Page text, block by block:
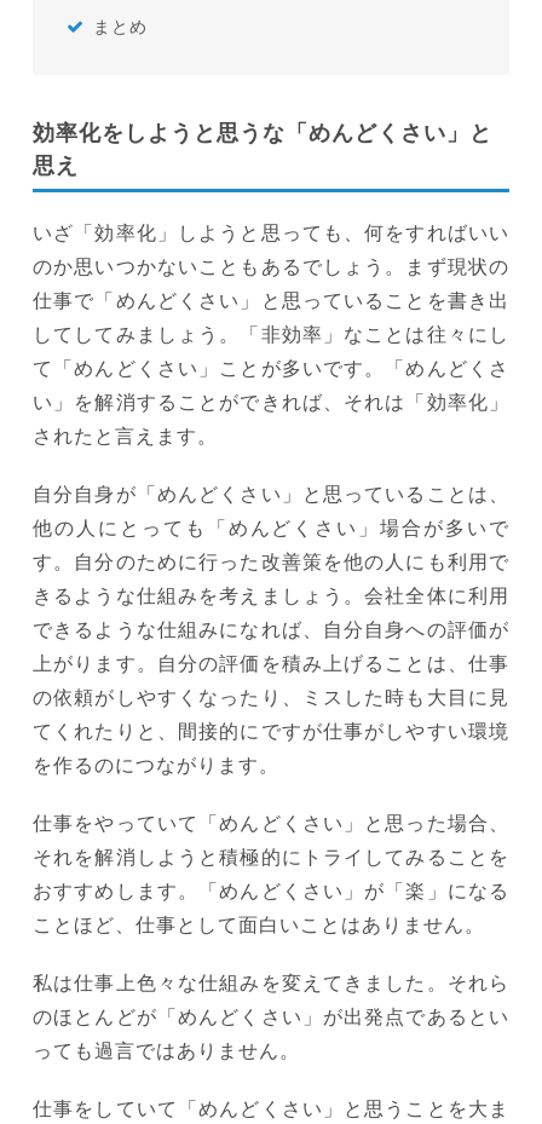
まとめ
効率化をしようと思うな「めんどくさい」と
思え
いざ「効率化」しようと思っても、何をすればいい
のか思いつかないこともあるでしょう。まず現状の
仕事で「めんどくさい」と思っていることを書き出
してしてみましょう。「非効率」なことは往々にし
て「めんどくさい」ことが多いです。「めんどくさ
い」を解消することができれば、それは「効率化」
されたと言えます。
自分自身が「めんどくさい」と思っていることは、
他の人にとっても「めんどくさい」場合が多いで
す。自分のために行った改善策を他の人にも利用で
きるような仕組みを考えましょう。会社全体に利用
できるような仕組みになれば、自分自身への評価が
上がります。自分の評価を積み上げることは、仕事
の依頼がしやすくなったり、ミスした時も大目に見
てくれたりと、間接的にですが仕事がしやすい環境
を作るのにつながります。
仕事をやっていて「めんどくさい」と思った場合、
それを解消しようと積極的にトライしてみることを
おすすめします。「めんどくさい」が「楽」になる
ことほど、仕事として面白いことはありません。
私は仕事上色々な仕組みを変えてきました。それら
のほとんどが「めんどくさい」が出発点であるとい
っても過言ではありません。
仕事をしていて「めんどくさい」と思うことを大ま